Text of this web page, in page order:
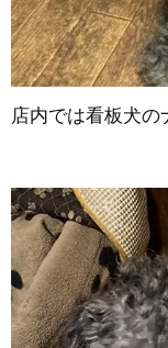
店内では看板犬の